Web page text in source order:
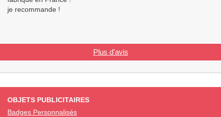
je recommande !
Plus d'avis
OBJETS PUBLICITAIRES
Badges Personnalisés